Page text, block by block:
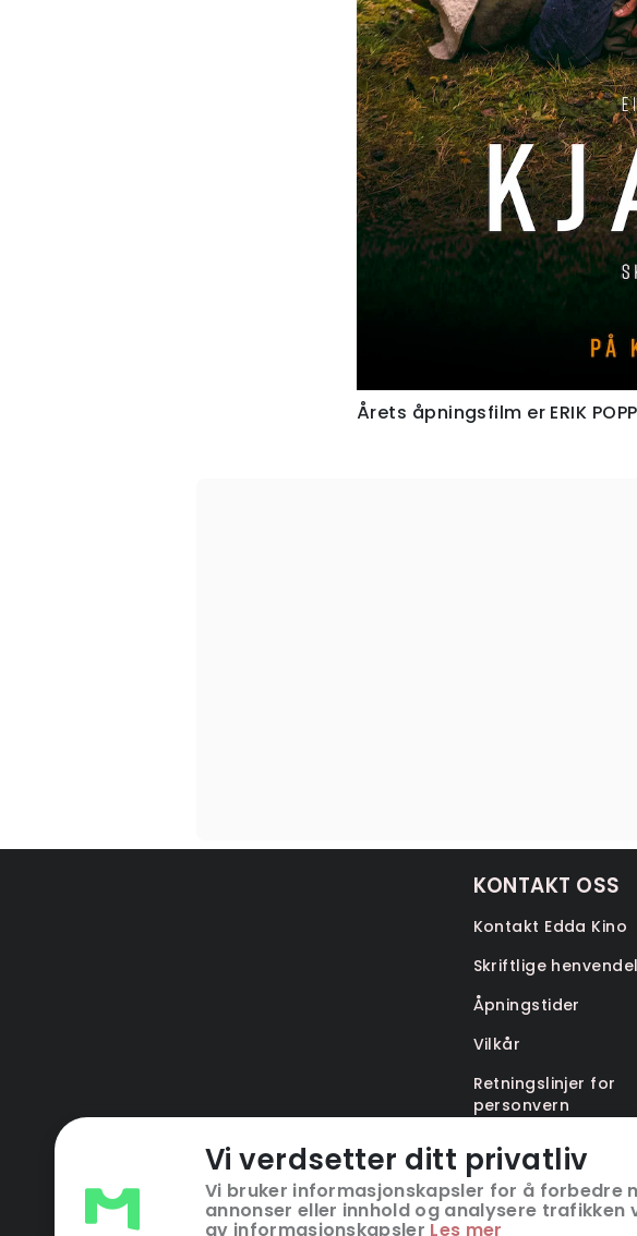
Vi verdsetter ditt privatliv
Vi bruker informasjonskapsler for å forbedre
annonser eller innhold og analysere
av informasjonskapsler Les mer
Årets åpningsfilm er ERIK
KONTAKT OSS
Kontakt Edda Kino
Skriftlige
Åpningstider
Vilkår
Retningslinjer for
personvern
(bokmål)